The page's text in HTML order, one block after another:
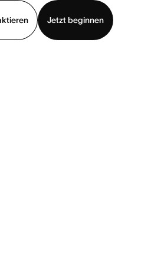
Jetzt beginnen